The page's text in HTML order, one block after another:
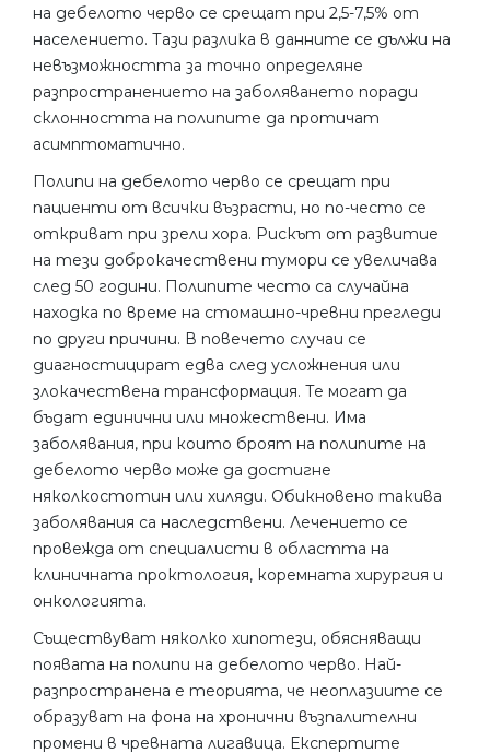
на дебелото черво се срещат при 2,5-7,5% от
населението. Тази разлика в данните се дължи на
невъзможността за точно определяне
разпространението на заболяването поради
склонността на полипите да протичат
асимптоматично.
Полипи на дебелото черво се срещат при
пациенти от всички възрасти, но по-често се
откриват при зрели хора. Рискът от развитие
на тези доброкачествени тумори се увеличава
след 50 години. Полипите често са случайна
находка по време на стомашно-чревни прегледи
по други причини. В повечето случаи се
диагностицират едва след усложнения или
злокачествена трансформация. Те могат да
бъдат единични или множествени. Има
заболявания, при които броят на полипите на
дебелото черво може да достигне
няколкостотин или хиляди. Обикновено такива
заболявания са наследствени. Лечението се
провежда от специалисти в областта на
клиничната проктология, коремната хирургия и
онкологията.
Съществуват няколко хипотези, обясняващи
появата на полипи на дебелото черво. Най-
разпространена е теорията, че неоплазиите се
образуват на фона на хронични възпалителни
промени в чревната лигавица. Експертите